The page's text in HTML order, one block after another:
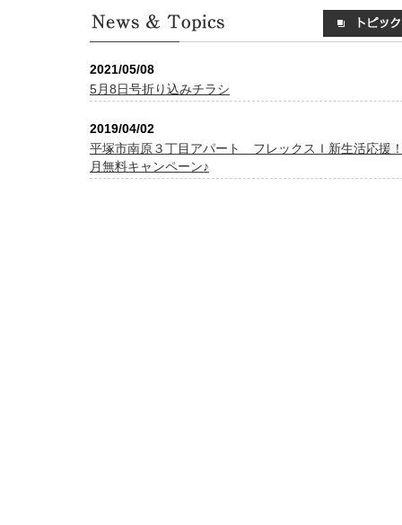
2021/05/08
5月8日号折り込みチラシ
2019/04/02
平塚市南原３丁目アパート フレックスＩ新生活応援
月無料キャンペーン♪